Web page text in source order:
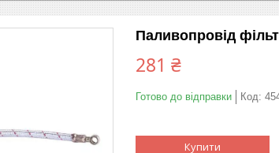
Паливопровід
281 ₴
Готово до відправки Код:
Купити